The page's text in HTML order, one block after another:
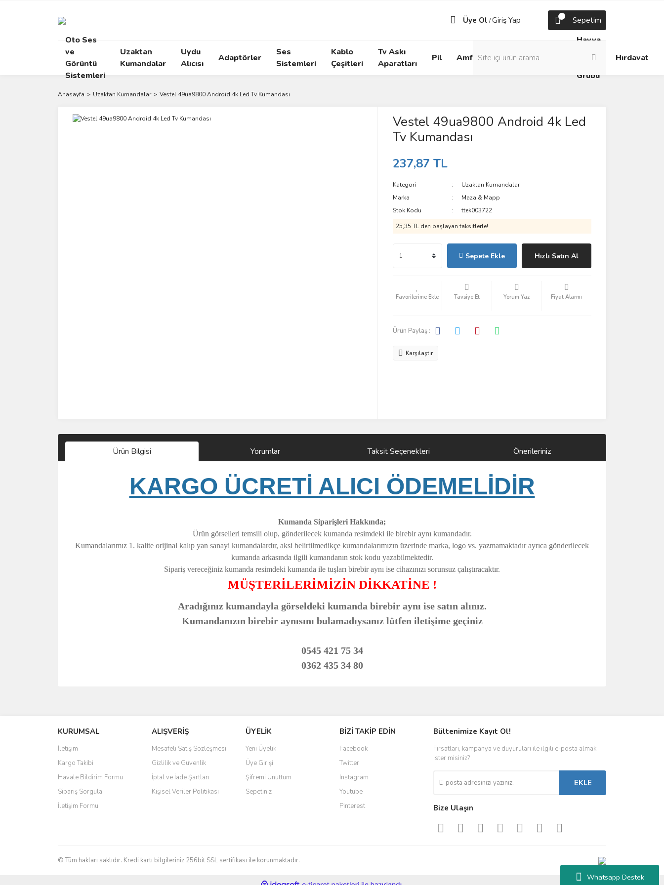
Whatsapp Destek
Üye Ol /Giriş Yap Sepetim
Oto Ses
ve
Görüntü
Sistemleri
Uzaktan
Kumandalar
Uydu
Alıcısı
Adaptörler
Ses
Sistemleri
Kablo
Çeşitleri
Tv Askı
Aparatları
Pil Amfi
Box
Prizler
Havya
Lehim
Grubu
Hırdavat
Anasayfa Uzaktan Kumandalar Vestel 49ua9800 Android 4k Led Tv Kumandası
Vestel 49ua9800 Android 4k Led
Tv Kumandası
237,87 TL
Kategori
Uzaktan Kumandalar
Marka
Maza & Mapp
Stok Kodu
ttek003722
25,35 TL den başlayan taksitlerle!
Sepete Ekle Hızlı Satın Al
Tavsiye Et Yorum Yaz Fiyat Alarmı
Ürün Paylaş :
Karşılaştır
Ürün Bilgisi Yorumlar Taksit Seçenekleri Önerileriniz
KARGO ÜCRETİ ALICI ÖDEMELİDİR
Kumanda Siparişleri Hakkında;
Ürün görselleri temsili olup, gönderilecek kumanda resimdeki ile birebir aynı kumandadır.
Kumandalarımız 1. kalite orijinal kalıp yan sanayi kumandalardır, aksi belirtilmedikçe kumandalarımızın üzerinde marka, logo vs. yazmamaktadır ayrıca gönderilecek
kumanda arkasında ilgili kumandanın stok kodu yazabilmektedir.
Sipariş vereceğiniz kumanda resimdeki kumanda ile tuşları birebir aynı ise cihazınızı sorunsuz çalıştıracaktır.
MÜŞTERİLERİMİZİN DİKKATİNE !
Aradığınız kumandayla görseldeki kumanda birebir aynı ise satın alınız.
Kumandanızın birebir aynısını bulamadıysanız lütfen iletişime geçiniz
0545 421 75 34
0362 435 34 80
Ürün resmi kalitesiz, bozuk veya görüntülenemiyor.
Ürün açıklamasında eksik bilgiler bulunuyor.
Ürün bilgilerinde hatalar bulunuyor.
Ürün fiyatı diğer sitelerden daha pahalı.
Bu ürüne benzer farklı alternatifler olmalı.
KURUMSAL
İletişim
Kargo Takibi
Havale Bildirim Formu
Sipariş Sorgula
İletişim Formu
ALIŞVERİŞ
Mesafeli Satış Sözleşmesi
Gizlilik ve Güvenlik
İptal ve İade Şartları
Kişisel Veriler Politikası
ÜYELİK
Yeni Üyelik
Üye Girişi
Şifremi Unuttum
Sepetiniz
BİZİ TAKİP EDİN
Facebook
Twitter
Instagram
Youtube
Pinterest
Bültenimize Kayıt Ol!
Fırsatları, kampanya ve duyuruları ile ilgili e-posta almak
ister misiniz?
EKLE
Bize Ulaşın
© Tüm hakları saklıdır. Kredi kartı bilgileriniz 256bit SSL sertifikası ile korunmaktadır.